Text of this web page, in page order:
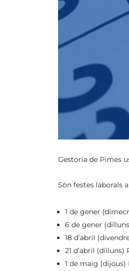
Gestoria de Pimes
Són festes laborals
1 de gener
6 de gener
18 d’abril
21 d’abril (dilluns)
1 de maig (dijous)